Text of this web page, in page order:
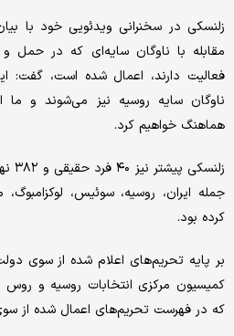
زلنسکی در سخنرانی ویدئویی خود با
مقابله با ناوگان سایه‌ای که در حمل
فعالیت دارند، اعمال شده است، گفت:
ناوگان سایه روسیه نیز می‌شوند و
هماهنگ خواهیم کرد.
جمله ایران، روسیه، سوئیس،
کرده بود.
بر پایه تحریم‌های اعلام شده از سوی
کمیسیون مرکزی انتخابات روسیه و روس
که در فهرست تحریم‌های اعمال شده از سوی